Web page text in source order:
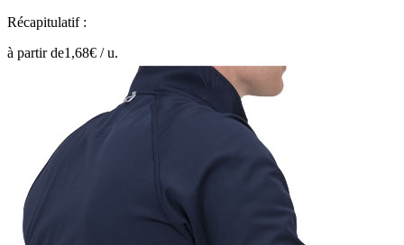
Récapitulatif :
à partir de1,68€ /u.